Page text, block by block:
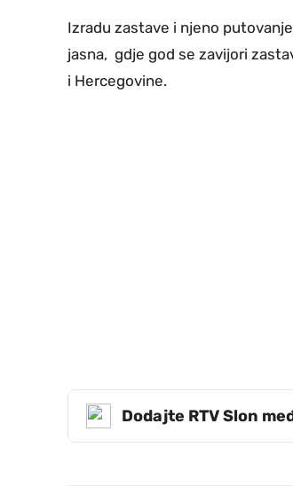
Izradu zastave i njeno
jasna, gdje god se zavijori
i Hercegovine.
Dodajte RTV Slon